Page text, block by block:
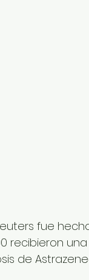
fue
recibieron
de